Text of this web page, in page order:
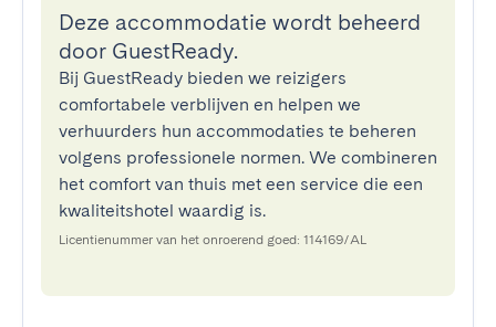
Deze accommodatie wordt beheerd
door GuestReady.
Bij GuestReady bieden we reizigers
comfortabele verblijven en helpen we
verhuurders hun accommodaties te beheren
volgens professionele normen. We combineren
het comfort van thuis met een service die een
kwaliteitshotel waardig is.
Licentienummer van het onroerend goed: 114169/AL